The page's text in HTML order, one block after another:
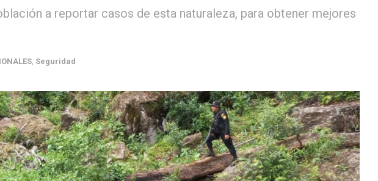
a reportar casos de esta naturaleza, para obtener mejores
Seguridad